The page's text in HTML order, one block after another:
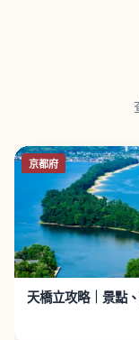
京都府
天橋立攻略｜景點